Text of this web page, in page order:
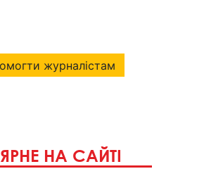
журналістам
НА САЙТІ